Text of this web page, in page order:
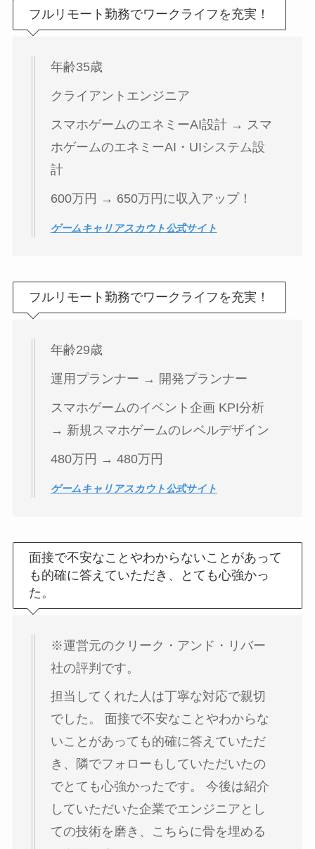
フルリモート勤務でワークライフを充実！
年齢35歳
クライアントエンジニア
スマホゲームのエネミーAI設計 → スマ
ホゲームのエネミーAI・UIシステム設
計
600万円 → 650万円に収入アップ！
ゲームキャリアスカウト公式サイト
フルリモート勤務でワークライフを充実！
年齢29歳
運用プランナー → 開発プランナー
スマホゲームのイベント企画 KPI分析
→ 新規スマホゲームのレベルデザイン
480万円 → 480万円
ゲームキャリアスカウト公式サイト
面接で不安なことやわからないことがあって
も的確に答えていただき、とても心強かっ
た。
※運営元のクリーク・アンド・リバー
社の評判です。
担当してくれた人は丁寧な対応で親切
でした。 面接で不安なことやわからな
いことがあっても的確に答えていただ
き、隣でフォローもしていただいたの
でとても心強かったです。 今後は紹介
していただいた企業でエンジニアとし
ての技術を磨き、こちらに骨を埋める